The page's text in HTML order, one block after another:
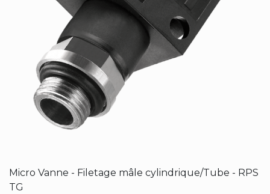
Micro Vanne - Filetage mâle cylindrique/Tube - RPS
TG